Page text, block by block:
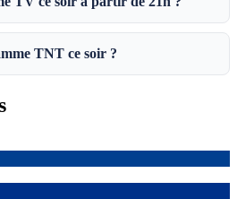
TNT ce soir ?